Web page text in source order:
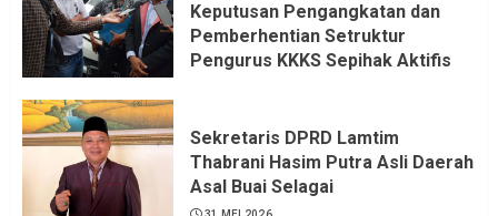
Keputusan Pengangkatan dan
Pemberhentian Setruktur
Pengurus KKKS Sepihak Aktifis
Dapat saya pastikan penuh Unsur
KKN, dan Unsur Politik.
6 AGUSTUS 2026
Sekretaris DPRD Lamtim
Thabrani Hasim Putra Asli Daerah
Asal Buai Selagai